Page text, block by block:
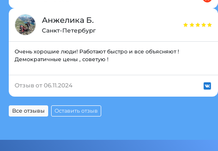
Анжелика Б.
Санкт-Петербург
Очень хорошие люди! Работают быстро и все объясняют !
Демократичные цены , советую !
Отзыв от 06.11.2024
Все отзывы Оставить отзыв